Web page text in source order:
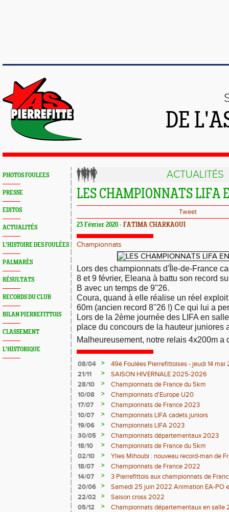
DE
PHOTOS FOULEES
PRESSE
EDITOS
ACTUALITÉS
L'HISTOIRE DES FOULÉES
PALMARÈS
RÉSULTATS
RECORDS DU CLUB
BILAN PIERREFITTOIS
CLASSEMENT
L'HISTORIQUE
ACTUALITÉS
LES CHAMPIONNATS LIFA
Tweet
23 Février 2020 - FATIMA CHARKAOUI
Championnats
Lors des championnats d'Île-de-France
8 et 9 février, Eleana à battu son record
B avec un temps de 9''26.
Coura, quand à elle réalise un réel
60m (ancien record 8''26 !) Ce qui lui a
Lors de la 2ème journée des LIFA en
place du concours de la hauteur juniores
Malheureusement, notre relais 4x200m a
08/04 >
49è Foulées Pierrefittoises - jeudi 14
21/11
>
SAISON HIVERNALE 2025-2026
28/10
>
Championnats de France du 5km
10/08
>
Championnats d'Europe U20
17/07
>
Championnats de France 2023
10/07
>
Championnats LIFA cadets juniors
19/06
>
Championnats LIFA 2023
30/05
>
Championnats départementaux 2023
18/10
>
Championnats de France du 5km
02/10
>
Ylies Mihoubi : nouveau record-man de
18/07
>
Championnats de France 2022
14/07
>
3 Pierrefittois aux championnats de
20/06
>
Samedi 25 juin 2022 Animation EA-PO
22/02
>
Saison cross 2022
05/12
>
Championnats départementaux en salle